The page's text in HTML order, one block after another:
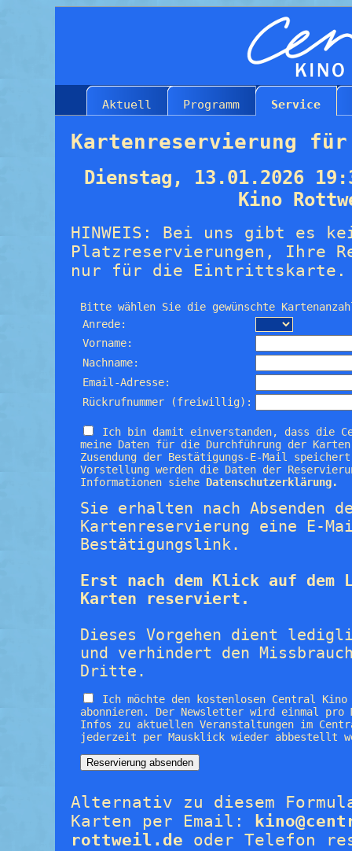
Aktuell Programm Service
Kartenreservierung für
Dienstag, 13.01.2026
Kino
HINWEIS: Bei uns gibt es
Platzreservierungen, Ihre
nur für die Eintrittskarte.
Bitte wählen Sie die gewünschte
Anrede:
Vorname:
Nachname:
Email-Adresse:
Rückrufnummer (freiwillig):
Ich bin damit einverstanden, dass die
meine Daten für die Durchführung der
Zusendung der Bestätigungs-E-Mail
Vorstellung werden die Daten der
Informationen siehe Datenschutzerklärung.
Sie erhalten nach Absenden
Kartenreservierung eine E-
Bestätigungslink.
Erst nach dem Klick auf
Karten reserviert.
Dieses Vorgehen dient
und verhindert den
Dritte.
Ich möchte den kostenlosen Central
abonnieren. Der Newsletter wird einmal pro
Infos zu aktuellen Veranstaltungen im
jederzeit per Mausklick wieder abbestellt
Alternativ zu diesem
Karten per Email:
rottweil.de oder Telefon